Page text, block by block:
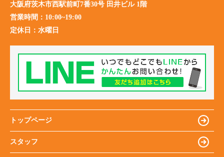
大阪府茨木市西駅前町7番30号 田井ビル 1階
営業時間： 10:00~19:00
定休日： 水曜日
トップページ
スタッフ